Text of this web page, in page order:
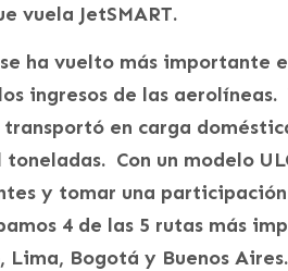
vuela JetSMART.
ha vuelto más importante
ingresos de las
transportó en carga
Con un modelo
y tomar una
4 de las 5 rutas más
Lima, Bogotá y Buenos